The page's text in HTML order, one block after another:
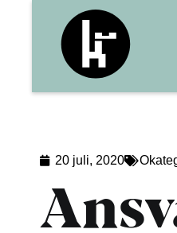
20 juli, 2020